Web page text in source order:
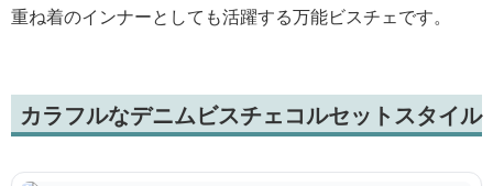
重ね着のインナーとしても活躍する万能ビスチェです。
カラフルなデニムビスチェコルセットスタイル